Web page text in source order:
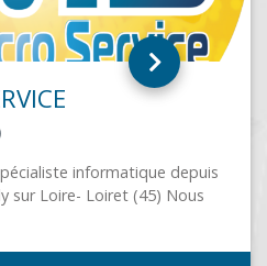
dans le secteur de
entreprises et l’industrie depuis